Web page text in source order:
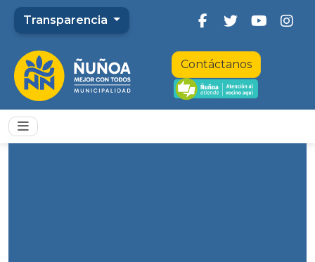
Transparencia
Contáctanos